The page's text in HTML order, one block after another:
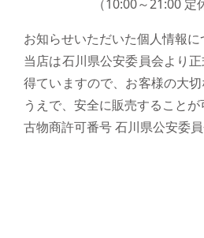
（10:00～21:00 定
お知らせいただいた個人情報に
当店は石川県公安委員会より
得ていますので、お客様の大
うえで、安全に販売することが
古物商許可番号 石川県公安委